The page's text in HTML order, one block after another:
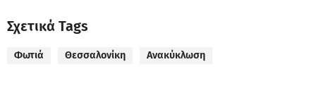
Σχετικά Tags
Φωτιά Θεσσαλονίκη Ανακύκλωση